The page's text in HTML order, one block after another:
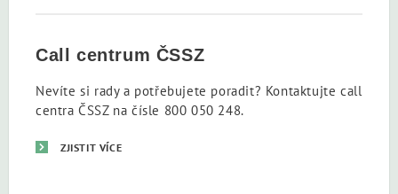
Call centrum ČSSZ
Nevíte si rady a potřebujete poradit? Kontaktujte call
centra ČSSZ na čísle 800 050 248.
ZJISTIT VÍCE